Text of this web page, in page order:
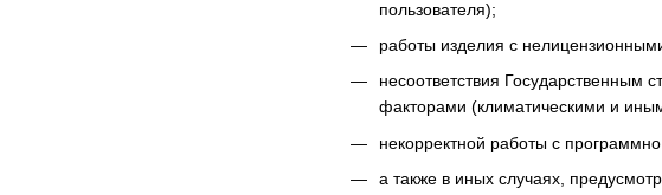
пользователя);
работы изделия с
несоответствия Государственным
факторами (климатическими и
некорректной работы с
а также в иных случаях,